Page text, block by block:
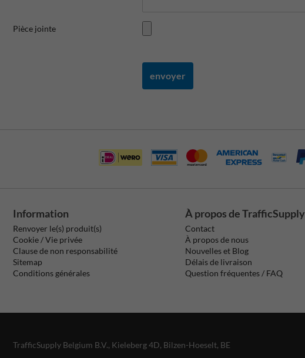
Pièce jointe
envoyer
Information
Renvoyer le(s) produit(s)
Cookie / Vie privée
Clause de non responsabilité
Sitemap
Conditions générales
À propos de TrafficSupply
Contact
À propos de nous
Nouvelles et Blog
Délais de livraison
Question fréquentes / FAQ
TrafficSupply Belgium B.V., Kieleberg 4D, Bilzen-Hoeselt, BE